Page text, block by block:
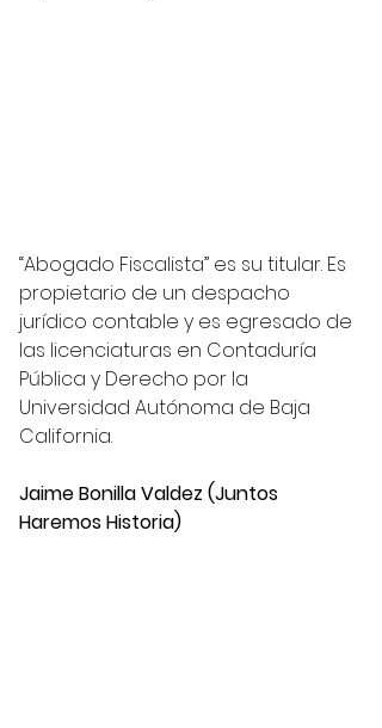
“Abogado Fiscalista” es su titular. Es
propietario de un despacho
jurídico contable y es egresado de
las licenciaturas en Contaduría
Pública y Derecho por la
Universidad Autónoma de Baja
California.
Jaime Bonilla Valdez (Juntos
Haremos Historia)